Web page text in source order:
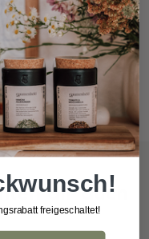
Holunderblüten,
dir auch
freigeschaltet!